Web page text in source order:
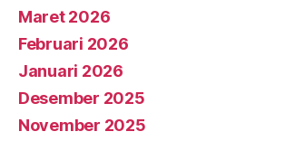
Maret 2026
Februari 2026
Januari 2026
Desember 2025
November 2025